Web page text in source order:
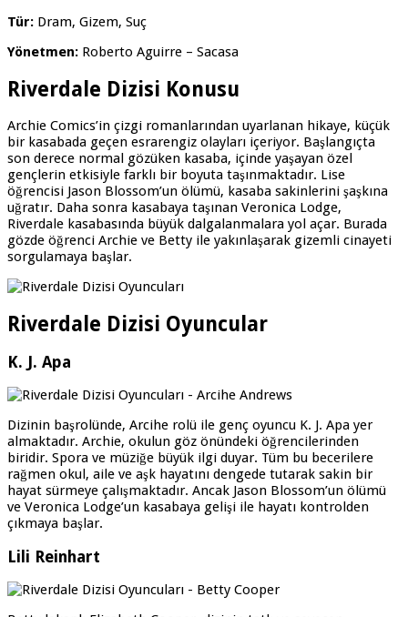
Tür: Dram, Gizem, Suç
Yönetmen: Roberto Aguirre – Sacasa
Riverdale Dizisi Konusu
Archie Comics’in çizgi romanlarından uyarlanan hikaye, küçük
bir kasabada geçen esrarengiz olayları içeriyor. Başlangıçta
son derece normal gözüken kasaba, içinde yaşayan özel
gençlerin etkisiyle farklı bir boyuta taşınmaktadır. Lise
öğrencisi Jason Blossom’un ölümü, kasaba sakinlerini şaşkına
uğratır. Daha sonra kasabaya taşınan Veronica Lodge,
Riverdale kasabasında büyük dalgalanmalara yol açar. Burada
gözde öğrenci Archie ve Betty ile yakınlaşarak gizemli cinayeti
sorgulamaya başlar.
Riverdale Dizisi Oyuncular
K. J. Apa
Dizinin başrolünde, Arcihe rolü ile genç oyuncu K. J. Apa yer
almaktadır. Archie, okulun göz önündeki öğrencilerinden
biridir. Spora ve müziğe büyük ilgi duyar. Tüm bu becerilere
rağmen okul, aile ve aşk hayatını dengede tutarak sakin bir
hayat sürmeye çalışmaktadır. Ancak Jason Blossom’un ölümü
ve Veronica Lodge’un kasabaya gelişi ile hayatı kontrolden
çıkmaya başlar.
Lili Reinhart